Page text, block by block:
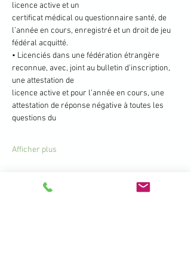
licence active et un
certificat médical ou questionnaire santé, de
l’année en cours, enregistré et un droit de jeu
fédéral acquitté.
• Licenciés dans une fédération étrangère
reconnue, avec, joint au bulletin d'inscription,
une attestation de
licence active et pour l’année en cours, une
attestation de réponse négative à toutes les
questions du
Afficher plus